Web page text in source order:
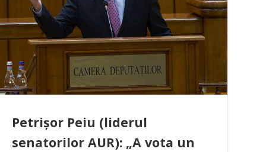
Petrișor Peiu (liderul
senatorilor AUR): „A vota un